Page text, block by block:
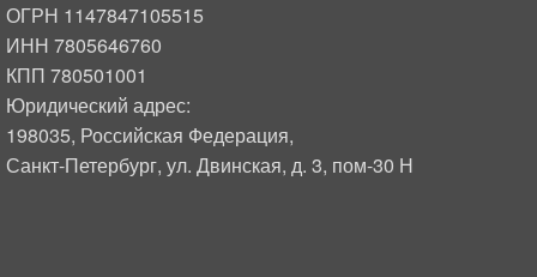
ОГРН 1147847105515
ИНН 7805646760
КПП 780501001
Юридический адрес:
198035, Российская Федерация,
Санкт-Петербург, ул. Двинская, д. 3, пом-30 Н